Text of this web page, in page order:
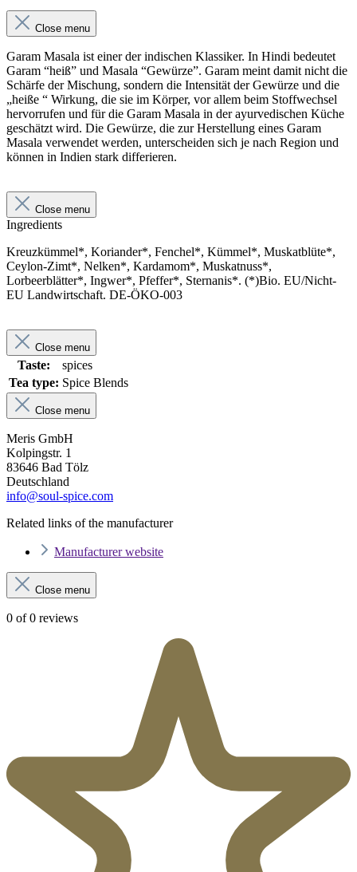
Close menu
Garam Masala ist einer der indischen Klassiker. In Hindi bedeutet
Garam “heiß” und Masala “Gewürze”. Garam meint damit nicht die
Schärfe der Mischung, sondern die Intensität der Gewürze und die
„heiße “ Wirkung, die sie im Körper, vor allem beim Stoffwechsel
hervorrufen und für die Garam Masala in der ayurvedischen Küche
geschätzt wird. Die Gewürze, die zur Herstellung eines Garam
Masala verwendet werden, unterscheiden sich je nach Region und
können in Indien stark differieren.
Close menu
Ingredients
Kreuzkümmel*, Koriander*, Fenchel*, Kümmel*, Muskatblüte*,
Ceylon-Zimt*, Nelken*, Kardamom*, Muskatnuss*,
Lorbeerblätter*, Ingwer*, Pfeffer*, Sternanis*. (*)Bio. EU/Nicht-
EU Landwirtschaft. DE-ÖKO-003
Close menu
Taste:
spices
Tea type: Spice Blends
Close menu
Meris GmbH
Kolpingstr. 1
83646 Bad Tölz
Deutschland
info@soul-spice.com
Related links of the manufacturer
Manufacturer website
Close menu
0 of 0 reviews